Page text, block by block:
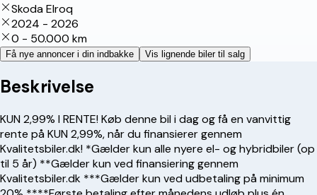
Skoda Elroq
2024 - 2026
0 - 50.000 km
Få nye annoncer i din indbakke Vis lignende biler til salg
Beskrivelse
KUN 2,99% I RENTE! Køb denne bil i dag og få en vanvittig
rente på KUN 2,99%, når du finansierer gennem
Kvalitetsbiler.dk! *Gælder kun alle nyere el- og hybridbiler (op
til 5 år) **Gælder kun ved finansiering gennem
Kvalitetsbiler.dk ***Gælder kun ved udbetaling på minimum